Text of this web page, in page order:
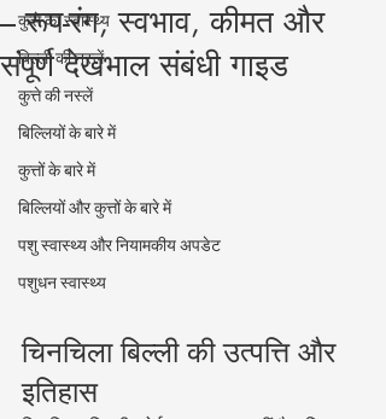
कुत्ते का स्वास्थ्य
बिल्ली की नस्लें
कुत्ते की नस्लें
बिल्लियों के बारे में
कुत्तों के बारे में
बिल्लियों और कुत्तों के बारे में
पशु स्वास्थ्य और नियामकीय अपडेट
पशुधन स्वास्थ्य
– रूप-रंग, स्वभाव, कीमत और
संपूर्ण देखभाल संबंधी गाइड
चिनचिला बिल्ली की उत्पत्ति और
इतिहास